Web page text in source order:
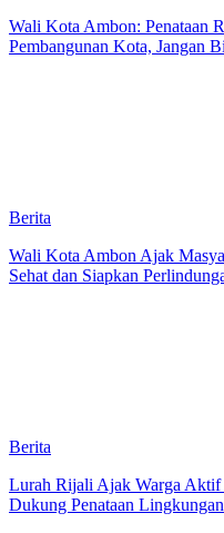
Wali Kota Ambon: Penataan
Pembangunan Kota, Jangan
Berita
Wali Kota Ambon Ajak
Sehat dan Siapkan
Berita
Lurah Rijali Ajak Warga Aktif
Dukung Penataan Lingkungan